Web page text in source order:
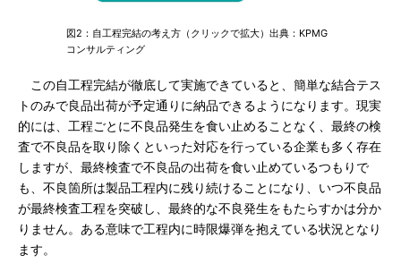
図2：自工程完結の考え方（クリックで拡大）出典：KPMG
コンサルティング
この自工程完結が徹底して実施できていると、簡単な結合テス
トのみで良品出荷が予定通りに納品できるようになります。現実
的には、工程ごとに不良品発生を食い止めることなく、最終の検
査で不良品を取り除くといった対応を行っている企業も多く存在
しますが、最終検査で不良品の出荷を食い止めているつもりで
も、不良箇所は製品工程内に残り続けることになり、いつ不良品
が最終検査工程を突破し、最終的な不良発生をもたらすかは分か
りません。ある意味で工程内に時限爆弾を抱えている状況となり
ます。